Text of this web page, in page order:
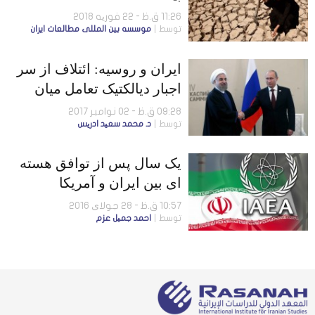
11:26 ق.ظ - 22 فوریه 2018
توسط موسسه بين المللى مطالعات ايران
ایران و روسیه:‌ ائتلاف از سر
اجبار دیالکتیک تعامل میان
فرصت ها و چالش ها
09:28 ق.ظ - 02 نوامبر 2017
توسط د. محمد سعید ادریس
یک سال پس از توافق هسته
ای بین ایران و آمریکا
10:57 ق.ظ - 28 جولای 2016
توسط احمد جمیل عزم